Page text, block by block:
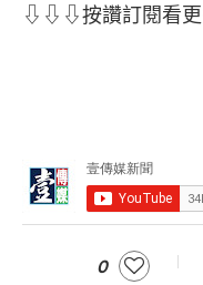
⇩⇩⇩按讚訂閱看
0